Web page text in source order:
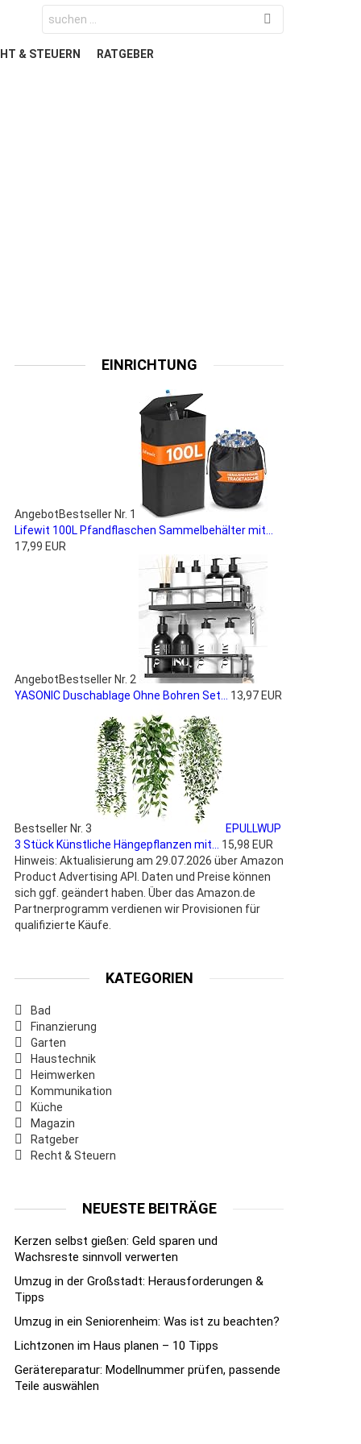
for:
& STEUERN RATGEBER
EINRICHTUNG
AngebotBestseller Nr. 1
Lifewit 100L Pfandflaschen Sammelbehälter mit...
17,99 EUR
AngebotBestseller Nr. 2
YASONIC Duschablage Ohne Bohren Set...
13,97 EUR
Bestseller Nr. 3
EPULLWUP
3 Stück Künstliche Hängepflanzen mit...
15,98 EUR
Hinweis: Aktualisierung am 29.07.2026 über Amazon
Product Advertising API. Daten und Preise können
sich ggf. geändert haben. Über das Amazon.de
Partnerprogramm verdienen wir Provisionen für
qualifizierte Käufe.
KATEGORIEN
Bad
Finanzierung
Garten
Haustechnik
Heimwerken
Kommunikation
Küche
Magazin
Ratgeber
Recht & Steuern
NEUESTE BEITRÄGE
Kerzen selbst gießen: Geld sparen und
Wachsreste sinnvoll verwerten
Umzug in der Großstadt: Herausforderungen &
Tipps
Umzug in ein Seniorenheim: Was ist zu beachten?
Lichtzonen im Haus planen – 10 Tipps
Gerätereparatur: Modellnummer prüfen, passende
Teile auswählen